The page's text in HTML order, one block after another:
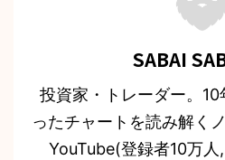
SABAI
投資家・トレーダー。
ったチャートを読み解く
YouTube(登録者10万人